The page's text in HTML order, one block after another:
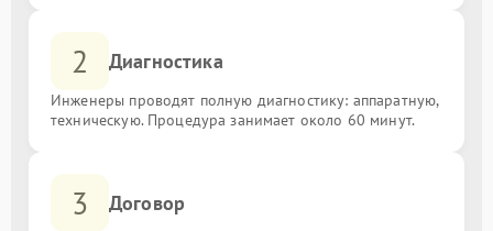
2 Диагностика
Инженеры проводят полную диагностику: аппаратную,
техническую. Процедура занимает около 60 минут.
3 Договор